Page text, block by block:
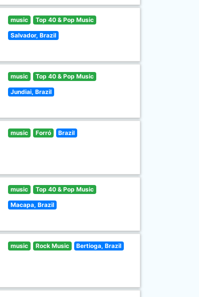
music Top 40 & Pop Music
Salvador, Brazil
music Top 40 & Pop Music
Jundiai, Brazil
music Forró Brazil
music Top 40 & Pop Music
Macapa, Brazil
music Rock Music Bertioga, Brazil